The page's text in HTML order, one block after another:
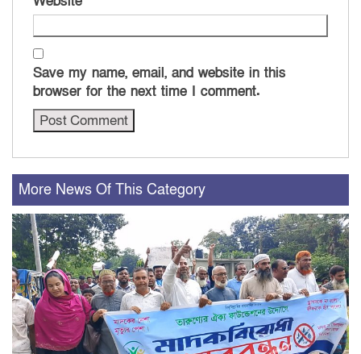
Save my name, email, and website in this
browser for the next time I comment.
More News Of This Category